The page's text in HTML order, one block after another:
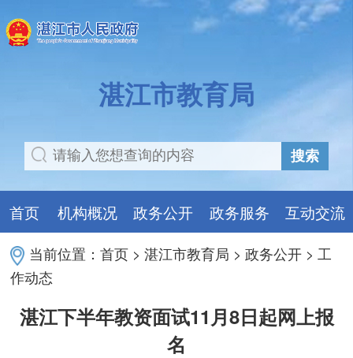
湛江市教育局
搜索
首页 机构概况 政务公开 政务服务 互动交流
当前位置：首页 >湛江市教育局 >政务公开 > 工
作动态
湛江下半年教资面试11月8日起网上报
名